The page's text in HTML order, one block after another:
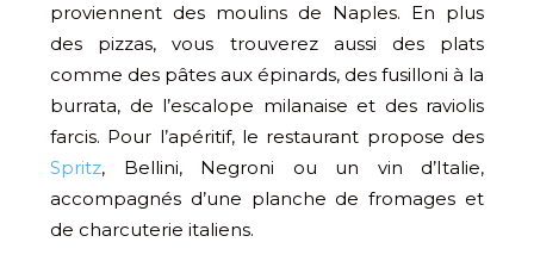
proviennent des moulins de Naples. En plus
des pizzas, vous trouverez aussi des plats
comme des pâtes aux épinards, des fusilloni à la
burrata, de l’escalope milanaise et des raviolis
farcis. Pour l’apéritif, le restaurant propose des
Spritz, Bellini, Negroni ou un vin d’Italie,
accompagnés d’une planche de fromages et
de charcuterie italiens.